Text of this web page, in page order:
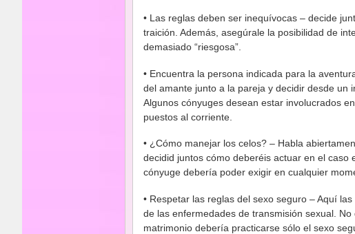
• Las reglas deben ser inequívocas – decide
traición. Además, asegúrale la posibilidad de
demasiado “riesgosa”.
• Encuentra la persona indicada para la
del amante junto a la pareja y decidir desde un
Algunos cónyuges desean estar involucrados
puestos al corriente.
• ¿Cómo manejar los celos? – Habla
decidid juntos cómo deberéis actuar en el
cónyuge debería poder exigir en cualquier
• Respetar las reglas del sexo seguro – Aquí
de las enfermedades de transmisión sexual.
matrimonio debería practicarse sólo el sexo